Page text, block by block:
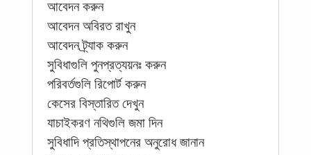
আবেদন করুন
আবেদন অবিরত রাখুন
আবেদন ট্র্যাক করুন
সুবিধাগুলি পুনপ্রত্যয়নঃ করুন
পরিবর্তগুলি রিপোর্ট করুন
কেসের বিস্তারিত দেখুন
যাচাইকরণ নথিগুলি জমা দিন
সুবিধাদি প্রতিস্থাপনের অনুরোধ জানান